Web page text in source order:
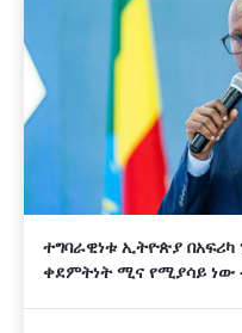
ተግባራዊነቱ ኢትዮጵያ በአፍሪካ
ቀደምትነት ሚና የሚያሳይ ነው